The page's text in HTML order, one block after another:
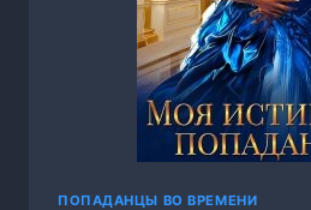
ПОПАДАНЦЫ ВО ВРЕМЕНИ